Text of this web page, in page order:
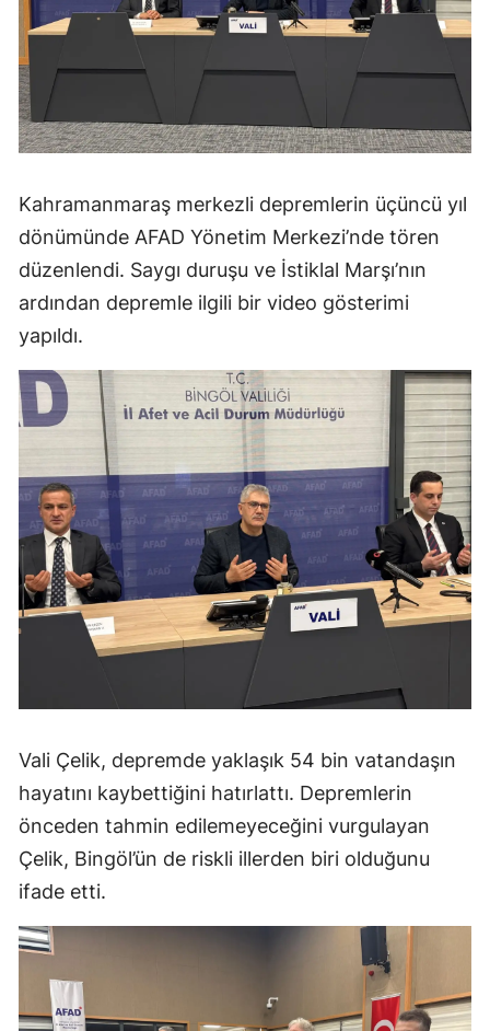
Kahramanmaraş merkezli depremlerin üçüncü yıl
dönümünde AFAD Yönetim Merkezi’nde tören
düzenlendi. Saygı duruşu ve İstiklal Marşı’nın
ardından depremle ilgili bir video gösterimi
yapıldı.
Vali Çelik, depremde yaklaşık 54 bin vatandaşın
hayatını kaybettiğini hatırlattı. Depremlerin
önceden tahmin edilemeyeceğini vurgulayan
Çelik, Bingöl’ün de riskli illerden biri olduğunu
ifade etti.